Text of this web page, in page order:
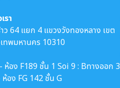
รา
ว 64 แยก 4 แขวงวังทองหลาง เขต
ทพมหานคร 10310
ห้อง F189 ชั้น 1 Soi 9 : Bทางออก 3
อง FG 142 ชั้น G